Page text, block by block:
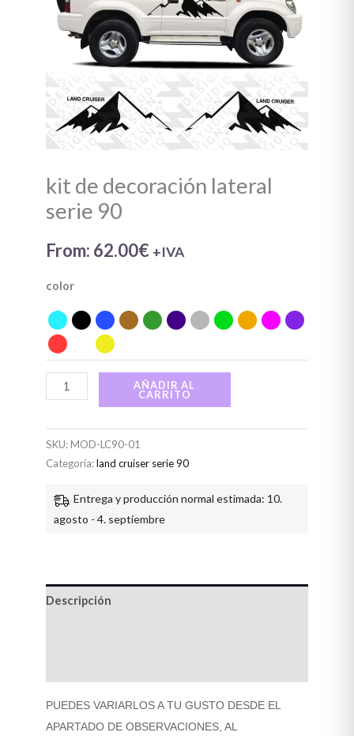
kit de decoración lateral
serie 90
From: 62.00€ +IVA
color
90
cantidad
AÑADIR AL
CARRITO
SKU:MOD-LC90-01
Categoría:land cruiser serie 90
Entrega y producción normal estimada: 10.
agosto - 4. septiembre
Descripción
PUEDES VARIARLOS A TU GUSTO DESDE EL
APARTADO DE OBSERVACIONES, AL